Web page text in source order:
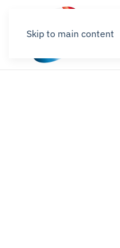
Skip to main content